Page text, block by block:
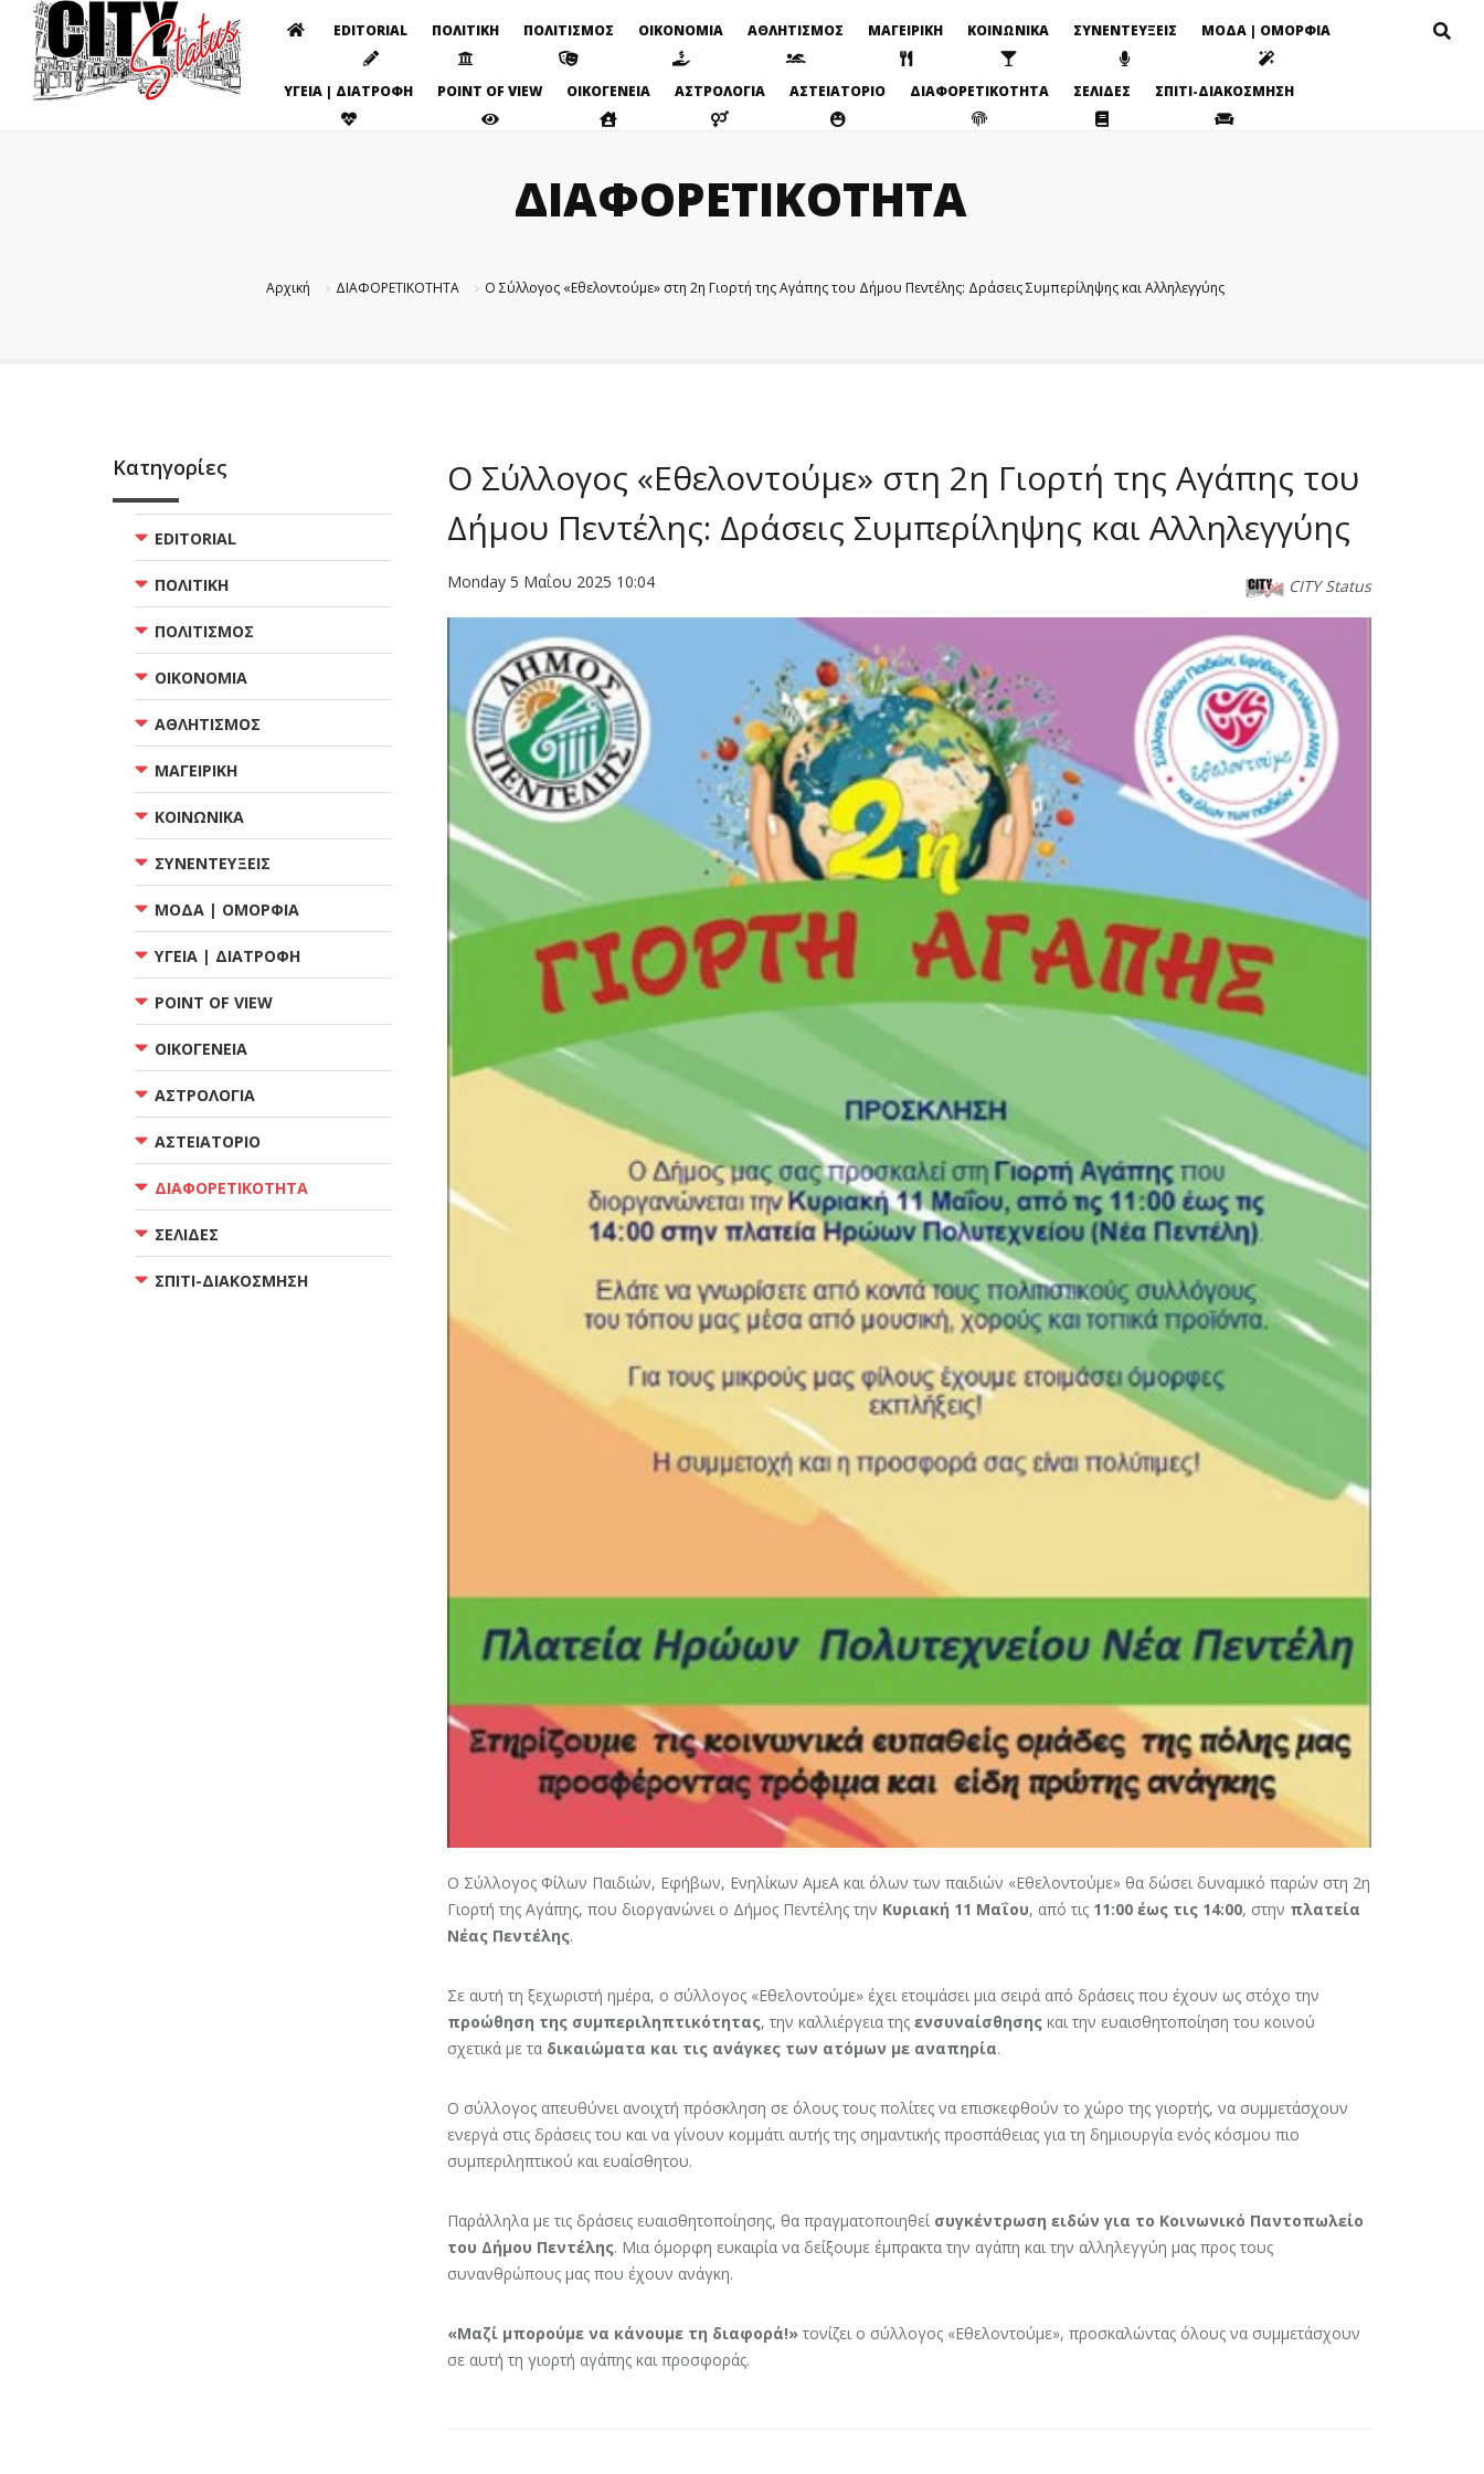
EDITORIAL ΠΟΛΙΤΙΚΗ ΠΟΛΙΤΙΣΜΟΣ ΟΙΚΟΝΟΜΙΑ ΑΘΛΗΤΙΣΜΟΣ ΜΑΓΕΙΡΙΚΗ ΚΟΙΝΩΝΙΚΑ ΣΥΝΕΝΤΕΥΞΕΙΣ ΜΟΔΑ | ΟΜΟΡΦΙΑ
ΥΓΕΙΑ | ΔΙΑΤΡΟΦΗ POINT OF VIEW ΟΙΚΟΓΕΝΕΙΑ ΑΣΤΡΟΛΟΓΙΑ ΑΣΤΕΙΑΤΟΡΙΟ ΔΙΑΦΟΡΕΤΙΚΟΤΗΤΑ ΣΕΛΙΔΕΣ ΣΠΙΤΙ-ΔΙΑΚΟΣΜΗΣΗ
ΔΙΑΦΟΡΕΤΙΚΟΤΗΤΑ
Αρχική ΔΙΑΦΟΡΕΤΙΚΟΤΗΤΑ Ο Σύλλογος «Εθελοντούμε» στη 2η Γιορτή της Αγάπης του Δήμου Πεντέλης: Δράσεις Συμπερίληψης και Αλληλεγγύης
Ο Σύλλογος «Εθελοντούμε» στη 2η Γιορτή της Αγάπης του
Δήμου Πεντέλης: Δράσεις Συμπερίληψης και Αλληλεγγύης
CITY Status
Monday 5 Μαΐου 2025 10:04
Ο Σύλλογος Φίλων Παιδιών, Εφήβων, Ενηλίκων ΑμεΑ και όλων των παιδιών «Εθελοντούμε» θα δώσει δυναμικό παρών στη 2η
Γιορτή της Αγάπης, που διοργανώνει ο Δήμος Πεντέλης την Κυριακή 11 Μαΐου, από τις 11:00 έως τις 14:00, στην πλατεία
Νέας Πεντέλης.
Σε αυτή τη ξεχωριστή ημέρα, ο σύλλογος «Εθελοντούμε» έχει ετοιμάσει μια σειρά από δράσεις που έχουν ως στόχο την
προώθηση της συμπεριληπτικότητας, την καλλιέργεια της ενσυναίσθησηςκαι την ευαισθητοποίηση του κοινού
σχετικά με τα δικαιώματα και τις ανάγκες των ατόμων με αναπηρία.
Ο σύλλογος απευθύνει ανοιχτή πρόσκληση σε όλους τους πολίτες να επισκεφθούν το χώρο της γιορτής, να συμμετάσχουν
ενεργά στις δράσεις του και να γίνουν κομμάτι αυτής της σημαντικής προσπάθειας για τη δημιουργία ενός κόσμου πιο
συμπεριληπτικού και ευαίσθητου.
Παράλληλα με τις δράσεις ευαισθητοποίησης, θα πραγματοποιηθεί συγκέντρωση ειδών για το Κοινωνικό Παντοπωλείο
του Δήμου Πεντέλης. Μια όμορφη ευκαιρία να δείξουμε έμπρακτα την αγάπη και την αλληλεγγύη μας προς τους
συνανθρώπους μας που έχουν ανάγκη.
«Μαζί μπορούμε να κάνουμε τη διαφορά!»τονίζει ο σύλλογος «Εθελοντούμε», προσκαλώντας όλους να συμμετάσχουν
σε αυτή τη γιορτή αγάπης και προσφοράς.
Κατηγορίες
EDITORIAL
ΠΟΛΙΤΙΚΗ
ΠΟΛΙΤΙΣΜΟΣ
ΟΙΚΟΝΟΜΙΑ
ΑΘΛΗΤΙΣΜΟΣ
ΜΑΓΕΙΡΙΚΗ
ΚΟΙΝΩΝΙΚΑ
ΣΥΝΕΝΤΕΥΞΕΙΣ
ΜΟΔΑ | ΟΜΟΡΦΙΑ
ΥΓΕΙΑ | ΔΙΑΤΡΟΦΗ
POINT OF VIEW
ΟΙΚΟΓΕΝΕΙΑ
ΑΣΤΡΟΛΟΓΙΑ
ΑΣΤΕΙΑΤΟΡΙΟ
ΔΙΑΦΟΡΕΤΙΚΟΤΗΤΑ
ΣΕΛΙΔΕΣ
ΣΠΙΤΙ-ΔΙΑΚΟΣΜΗΣΗ